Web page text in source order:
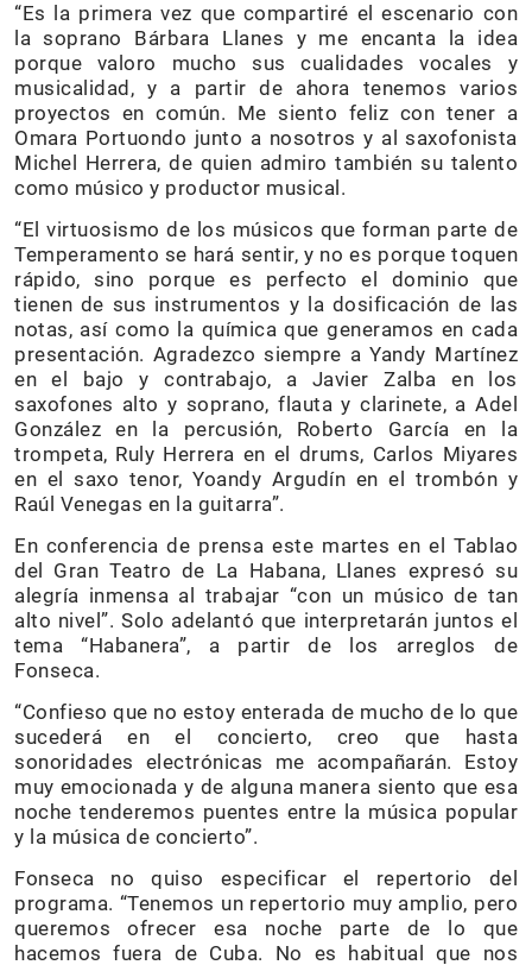
“Es la primera vez que compartiré el escenario con
la soprano Bárbara Llanes y me encanta la idea
porque valoro mucho sus cualidades vocales y
musicalidad, y a partir de ahora tenemos varios
proyectos en común. Me siento feliz con tener a
Omara Portuondo junto a nosotros y al saxofonista
Michel Herrera, de quien admiro también su talento
como músico y productor musical.
“El virtuosismo de los músicos que forman parte de
Temperamento se hará sentir, y no es porque toquen
rápido, sino porque es perfecto el dominio que
tienen de sus instrumentos y la dosificación de las
notas, así como la química que generamos en cada
presentación. Agradezco siempre a Yandy Martínez
en el bajo y contrabajo, a Javier Zalba en los
saxofones alto y soprano, flauta y clarinete, a Adel
González en la percusión, Roberto García en la
trompeta, Ruly Herrera en el drums, Carlos Miyares
en el saxo tenor, Yoandy Argudín en el trombón y
Raúl Venegas en la guitarra”.
En conferencia de prensa este martes en el Tablao
del Gran Teatro de La Habana, Llanes expresó su
alegría inmensa al trabajar “con un músico de tan
alto nivel”. Solo adelantó que interpretarán juntos el
tema “Habanera”, a partir de los arreglos de
Fonseca.
“Confieso que no estoy enterada de mucho de lo que
sucederá en el concierto, creo que hasta
sonoridades electrónicas me acompañarán. Estoy
muy emocionada y de alguna manera siento que esa
noche tenderemos puentes entre la música popular
y la música de concierto”.
Fonseca no quiso especificar el repertorio del
programa. “Tenemos un repertorio muy amplio, pero
queremos ofrecer esa noche parte de lo que
hacemos fuera de Cuba. No es habitual que nos